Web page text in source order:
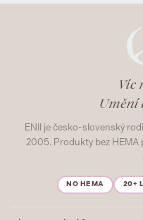
Víc
Umění
ENII je česko-slovenský
2005. Produkty bez
NO HEMA 20+